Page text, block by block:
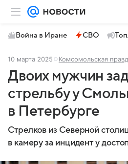
Война в Иране СВО
10 марта 2025 Комсомольская
Двоих мужчин
стрельбу у
в Петербурге
Стрелков из Северной
в камеру за инцидент у